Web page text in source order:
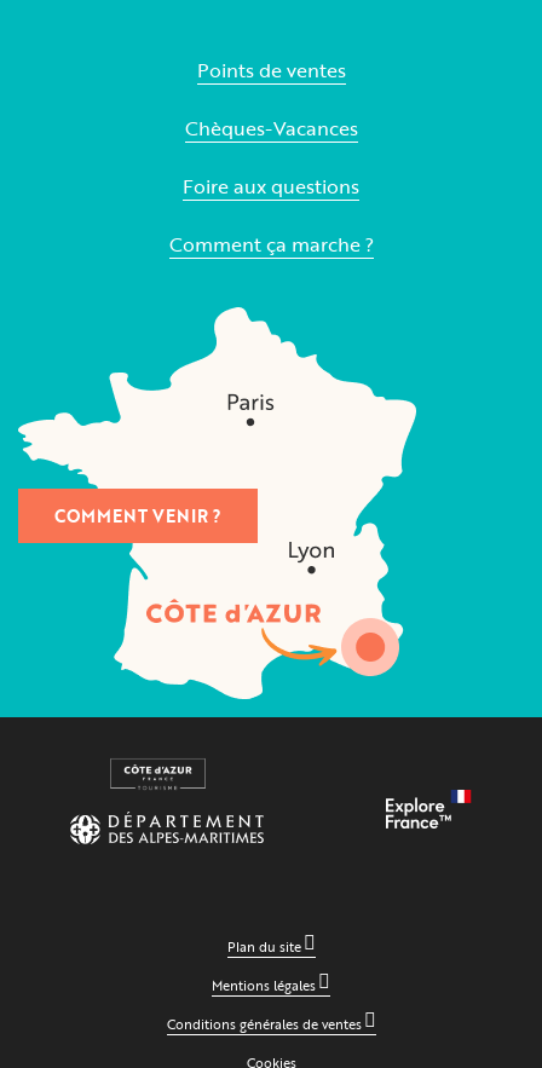
Points de ventes
Chèques-Vacances
Foire aux questions
Comment ça marche ?
COMMENT VENIR ?
Plan du site
Mentions légales
Conditions générales de ventes
Cookies